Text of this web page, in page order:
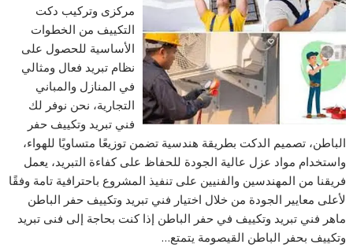
مركزى وتركيب دكت
التكييف من الخطوات
الأساسية للحصول على
نظام تبريد فعال ومثالي
في المنازل والمباني
التجارية، نحن نوفر لك
فني تبريد وتكييف حفر
الباطن، تصميم الدكت بطريقة هندسية تضمن توزيعًا متساويًا للهواء،
واستخدام مواد عزل عالية الجودة للحفاظ على كفاءة التبريد، يعمل
فريقنا من المهندسين والفنيين على تنفيذ المشروع باحترافية تامة وفقًا
لأعلى معايير الجودة من خلال اختيار فني تبريد وتكييف حفر الباطن
ماهر فني تبريد وتكييف في حفر الباطن إذا كنت بحاجة إلى فنى تبريد
وتكييف بحفر الباطن القيصومة يتمتع…